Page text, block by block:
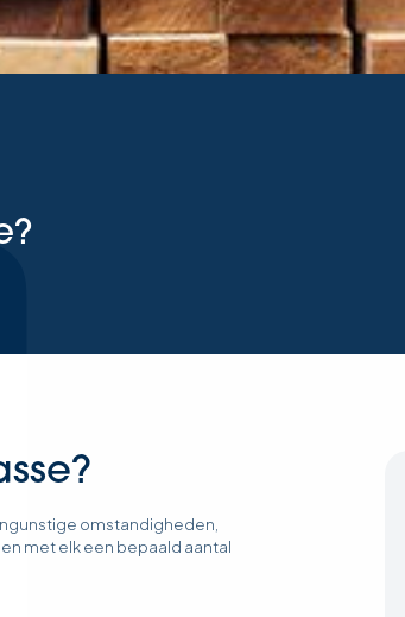
omstandigheden,
met elk een bepaald aantal